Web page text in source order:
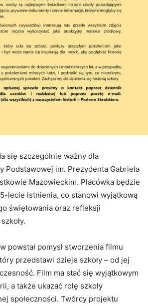
się szczególnie ważny dla
Podstawowej im. Prezydenta Gabriela
Mazowieckim. Placówka będzie
lecie istnienia, co stanowi wyjątkową
świętowania oraz refleksji
powstał pomysł stworzenia filmu
przedstawi dzieje szkoły – od jej
Film ma stać się wyjątkowym
a także ukazać rolę szkoły
społeczności. Twórcy projektu